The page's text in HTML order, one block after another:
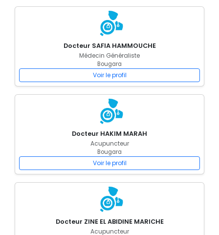
Docteur SAFIA HAMMOUCHE
Médecin Généraliste
Bougara
Voir le profil
Docteur HAKIM MARAH
Acupuncteur
Bougara
Voir le profil
Docteur ZINE EL ABIDINE MARICHE
Acupuncteur